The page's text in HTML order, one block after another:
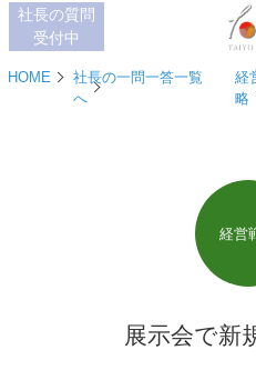
社長の質問
受付中
HOME
社長の一問一答一覧
へ
経
略
経営
展示会で新